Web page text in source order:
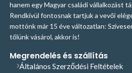
hanem egy Magyar családi vállalkozást
Rendkívül fontosnak tartjuk a vevői
mottónk már 15 éve változatlan:
tőlünk vásárol, akkor is!
Megrendelés és szállítás
Általános Szerződési Feltételek